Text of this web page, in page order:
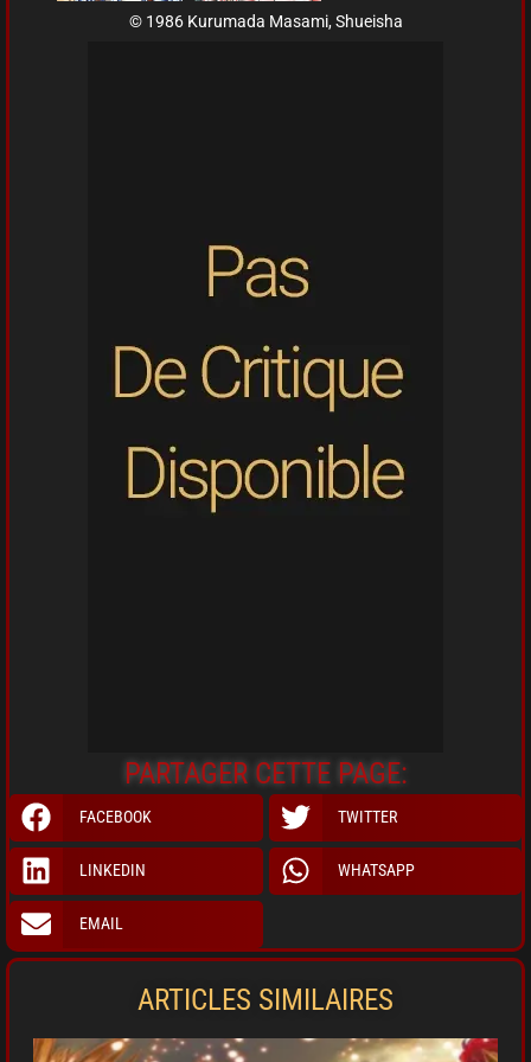
© 1986 Kurumada Masami, Shueisha
PARTAGER CETTE PAGE:
FACEBOOK TWITTER
LINKEDIN WHATSAPP
EMAIL
ARTICLES SIMILAIRES